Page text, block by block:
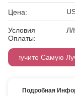
Цена:
Условия
Оплаты:
Л/
Получите Самую
Подробная